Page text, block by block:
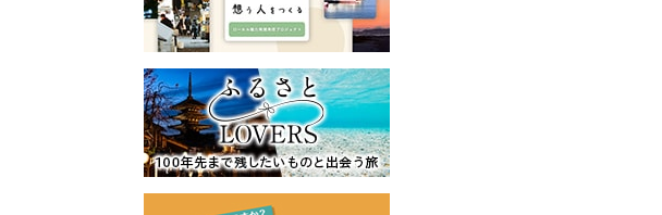
クターのブロンズ像やカラ
ーオブジェが点在するなど
「名探偵コナンに会えるま
ち」づくりを進めていま
す。
町を応援していただけるみ
なさまと一緒に持続可能な
まちづくりを進めていきま
す。